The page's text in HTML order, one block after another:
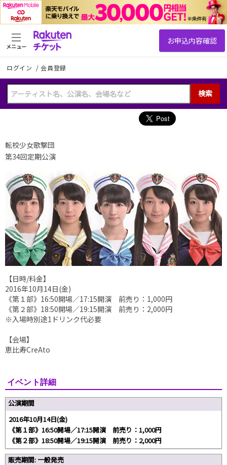
ログイン /会員登録
検索
メニュー
転校少女歌撃団
第34回定期公演
【日時/料金】
2016年10月14日(金)
《第１部》16:50開場／17:15開演 前売り：1,000円
《第２部》18:50開場／19:15開演 前売り：2,000円
※入場時別途1ドリンク代必要
【会場】
恵比寿CreAto
イベント詳細
公演期間
2016年10月14日(金)
《第１部》16:50開場／17:15開演 前売り：1,000円
《第２部》18:50開場／19:15開演 前売り：2,000円
販売期間: 一般発売